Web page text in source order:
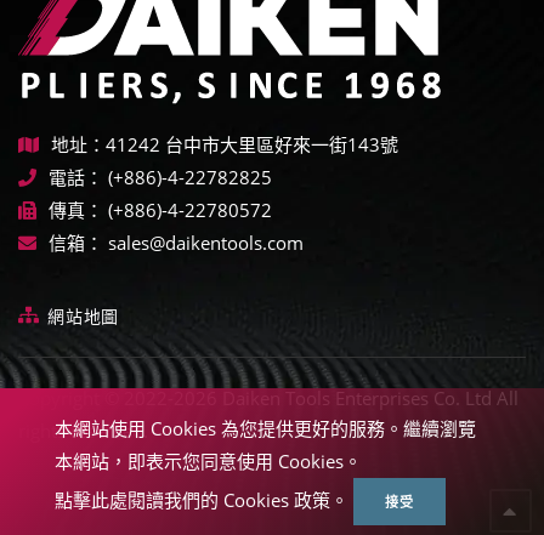
地址：41242 台中市大里區好來一街143號
電話： (+886)-4-22782825
傳真： (+886)-4-22780572
信箱： sales@daikentools.com
網站地圖
Copyright © 2022-2026 Daiken Tools Enterprises Co. Ltd All
rights reserved.
本網站使用 Cookies 為您提供更好的服務。繼續瀏覽
本網站，即表示您同意使用 Cookies。
點擊此處閱讀我們的 Cookies 政策。
接受